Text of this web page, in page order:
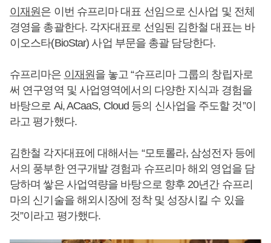
이재원은 이번 슈프리마 대표 선임으로 신사업 및 전체
경영을 총괄한다. 각자대표로 선임된 김한철 대표는 바
이오스타(BioStar) 사업 부문을 총괄 담당한다.
슈프리마은 이재원을 놓고 “슈프리마 그룹의 창립자로
써 연구영역 및 사업영역에서의 다양한 지식과 경험을
바탕으로 Ai, ACaaS, Cloud 등의 신사업을 주도할 것”이
라고 평가했다.
김한철 각자대표에 대해서는 “모토롤라, 삼성전자 등에
서의 풍부한 연구개발 경험과 슈프리마 해외 영업을 담
당하며 쌓은 사업역량을 바탕으로 향후 20년간 슈프리
마의 신기술을 해외시장에 정착 및 성장시킬 수 있을
것”이라고 평가했다.